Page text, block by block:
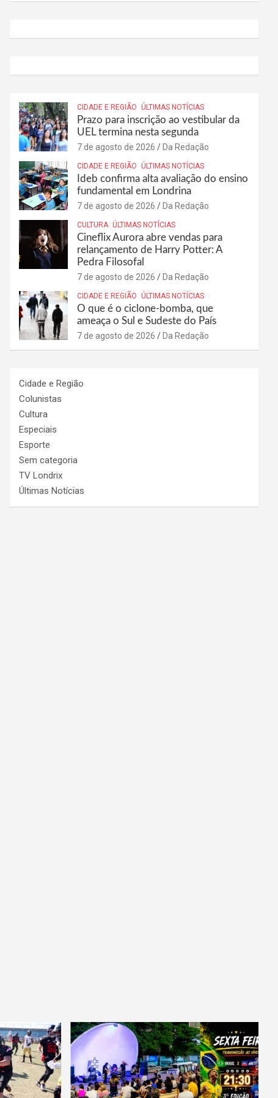
CIDADE E REGIÃO ÚLTIMAS NOTÍCIAS
Prazo para inscrição ao vestibular da
UEL termina nesta segunda
7 de agosto de 2026 Da Redação
CIDADE E REGIÃO ÚLTIMAS NOTÍCIAS
Ideb confirma alta avaliação do ensino
fundamental em Londrina
7 de agosto de 2026 Da Redação
CULTURA ÚLTIMAS NOTÍCIAS
Cineflix Aurora abre vendas para
relançamento de Harry Potter: A
Pedra Filosofal
7 de agosto de 2026 Da Redação
CIDADE E REGIÃO ÚLTIMAS NOTÍCIAS
O que é o ciclone-bomba, que
ameaça o Sul e Sudeste do País
7 de agosto de 2026 Da Redação
Cidade e Região
Colunistas
Cultura
Especiais
Esporte
Sem categoria
TV Londrix
Últimas Notícias